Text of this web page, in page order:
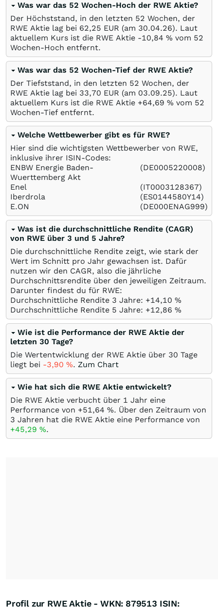
Was war das 52 Wochen-Hoch der RWE Aktie?
Der Höchststand, in den letzten 52 Wochen, der
RWE Aktie lag bei 62,25 EUR (am 30.04.26). Laut
aktuellem Kurs ist die RWE Aktie -10,84 % vom 52
Wochen-Hoch entfernt.
Was war das 52 Wochen-Tief der RWE Aktie?
Der Tiefststand, in den letzten 52 Wochen, der
RWE Aktie lag bei 33,70 EUR (am 03.09.25). Laut
aktuellem Kurs ist die RWE Aktie +64,69 % vom 52
Wochen-Tief entfernt.
Welche Wettbewerber gibt es für RWE?
Hier sind die wichtigsten Wettbewerber von RWE,
inklusive ihrer ISIN-Codes:
ENBW Energie Baden-
Wuerttemberg Akt
(DE0005220008)
Enel
(IT0003128367)
Iberdrola
(ES0144580Y14)
E.ON
(DE000ENAG999)
Was ist die durchschnittliche Rendite (CAGR)
von RWE über 3 und 5 Jahre?
Die durchschnittliche Rendite zeigt, wie stark der
Wert im Schnitt pro Jahr gewachsen ist. Dafür
nutzen wir den CAGR, also die jährliche
Durchschnittsrendite über den jeweiligen Zeitraum.
Darunter findest du für RWE:
Durchschnittliche Rendite 3 Jahre: +14,10 %
Durchschnittliche Rendite 5 Jahre: +12,86 %
Wie ist die Performance der RWE Aktie der
letzten 30 Tage?
Die Wertentwicklung der RWE Aktie über 30 Tage
liegt bei -3,90 %. Zum Chart
Wie hat sich die RWE Aktie entwickelt?
Die RWE Aktie verbucht über 1 Jahr eine
Performance von +51,64 %. Über den Zeitraum von
3 Jahren hat die RWE Aktie eine Performance von
+45,29 %.
Profil zur RWE Aktie - WKN: 879513 ISIN: